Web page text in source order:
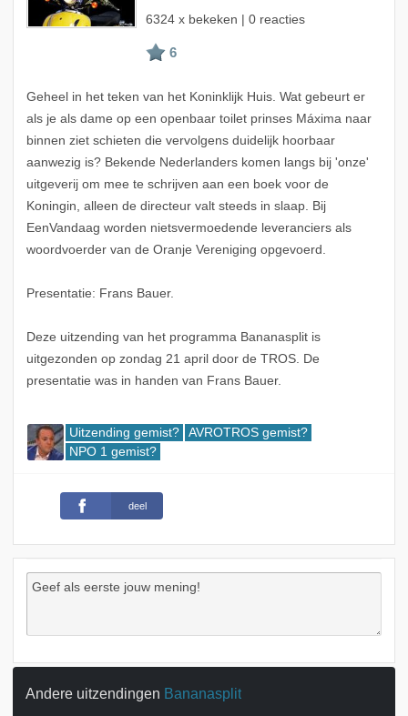
6324 x bekeken | 0 reacties
Geheel in het teken van het Koninklijk Huis. Wat gebeurt er
als je als dame op een openbaar toilet prinses Máxima naar
binnen ziet schieten die vervolgens duidelijk hoorbaar
aanwezig is? Bekende Nederlanders komen langs bij 'onze'
uitgeverij om mee te schrijven aan een boek voor de
Koningin, alleen de directeur valt steeds in slaap. Bij
EenVandaag worden nietsvermoedende leveranciers als
woordvoerder van de Oranje Vereniging opgevoerd.
Presentatie: Frans Bauer.
Deze uitzending van het programma Bananasplit is
uitgezonden op zondag 21 april door de TROS. De
presentatie was in handen van Frans Bauer.
Uitzending gemist?
AVROTROS gemist?
NPO 1 gemist?
deel
Andere uitzendingen Bananasplit